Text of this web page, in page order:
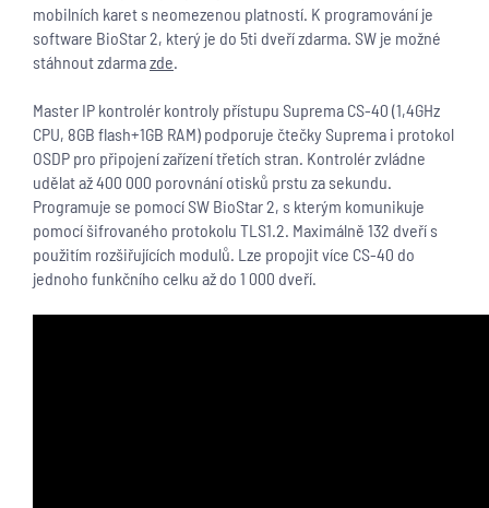
mobilních karet s neomezenou platností. K programování je
software BioStar 2, který je do 5ti dveří zdarma. SW je možné
stáhnout zdarmazde.
Master IP kontrolér kontroly přístupu Suprema CS-40 (1,4GHz
CPU, 8GB flash+1GB RAM) podporuje čtečky Suprema i protokol
OSDP pro připojení zařízení třetích stran. Kontrolér zvládne
udělat až 400 000 porovnání otisků prstu za sekundu.
Programuje se pomocí SW BioStar 2, s kterým komunikuje
pomocí šifrovaného protokolu TLS1.2. Maximálně 132 dveří s
použitím rozšiřujících modulů. Lze propojit více CS-40 do
jednoho funkčního celku až do 1 000 dveří.